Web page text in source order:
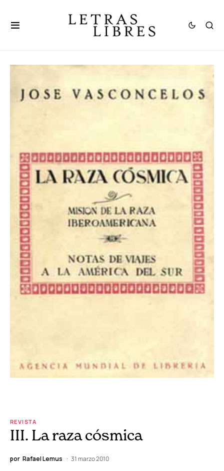
REVISTA
III. La raza cósmica
por Rafael Lemus 31 marzo 2010